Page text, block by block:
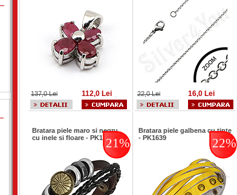
137,0 Lei 112,0 Lei 22,0 Lei 16,0 Lei
Bratara piele maro si negru
cu inele si floare - PK173921%
Bratara piele galbena cu tinte
- PK1639
22%